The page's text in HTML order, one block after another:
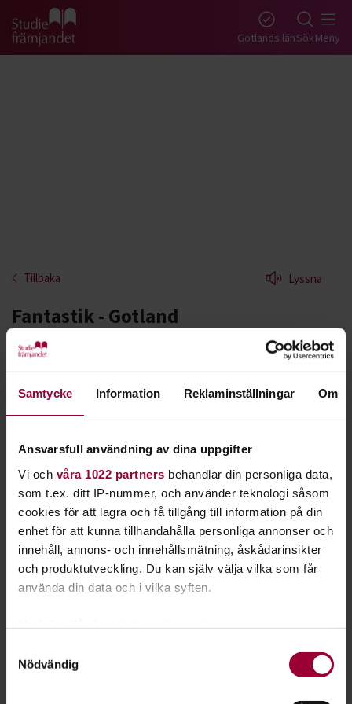
Samtycke Information Reklaminställningar Om
Ansvarsfull användning av dina uppgifter
Vi och våra 1022 partners behandlar din personliga data,
som t.ex. ditt IP-nummer, och använder teknologi såsom
cookies för att lagra och få tillgång till information på din
enhet för att kunna tillhandahålla personliga annonser och
innehåll, annons- och innehållsmätning, åskådarinsikter
och produktutveckling. Du kan själv välja vilka som får
använda din data och i vilka syften.
som kan ha en noggrannhet på upp till flera meter
Nödvändig
Gå till studiefrämjandets startsida Gotlands länSökMeny
Tillbaka Lyssna
Fantastik - Gotland
I fantastikens värld pratar du om din favoritbok,
film eller serie. Varför inte bilda ett Game of
Thrones-sällskap eller en Harry Potter-klubb?
Starta en studiecirkel ifantastikoch diskutera ​böcker, ​spel,
Sagan om ringen, fundera över vampyrers egenskaper ​eller ​
jämföra vårt samhälle med en postapokalyptisk film? Allt är
möjligt!
Fantasy,science fictionochskräckär de tre största
genrerna inom fantastiken, men det finns även subgrupper.
Det kan handa om superhjältar, alternativa verkligheter eller
zombieattacker.
Inom spelkultur samarbetar vi medSverok
. Vi hjälper dig
lokaler, material och lär er hur ni startar en förening.